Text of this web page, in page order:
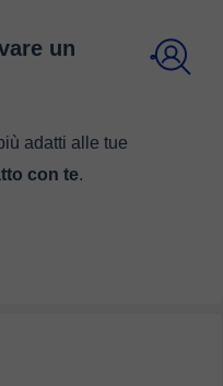
un
adatti alle tue
con te.